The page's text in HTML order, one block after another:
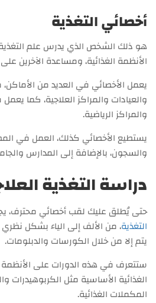
أخصائي التغذية
هو ذلك الشخص الذي يدرس علم
الأنظمة الغذائية، ومساعدة الآخرين
يعمل الأخصائي في العديد من
والعيادات والمراكز العلاجية، كما
والمراكز الرياضية.
يستطيع الأخصائي كذلك، العمل في
والسجون، بالإضافة إلى المدارس
دراسة التغذية
حتى يُطلق عليك لقب أخصائي محترف،
التغذية، من الألف إلى الياء بشكل
يتم إلا من خلال الكورسات والدبلومات.
ستتعرف في هذه الدورات على الأنظمة
الغذائية الأساسية مثل الكربوهيدرات
المكملات الغذائية.